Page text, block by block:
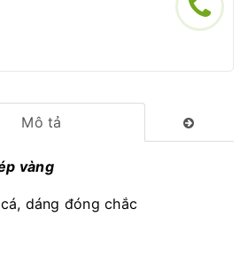
Mô tả
vàng
dáng đóng chắc